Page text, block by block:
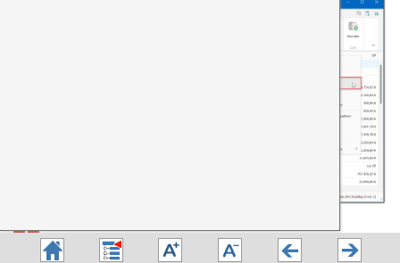
Achten Sie bevor Sie weiterarbeiten unbedingt darauf, die
Sortierung wieder zu löschen , da sonst sich sonst die Reihenfolge